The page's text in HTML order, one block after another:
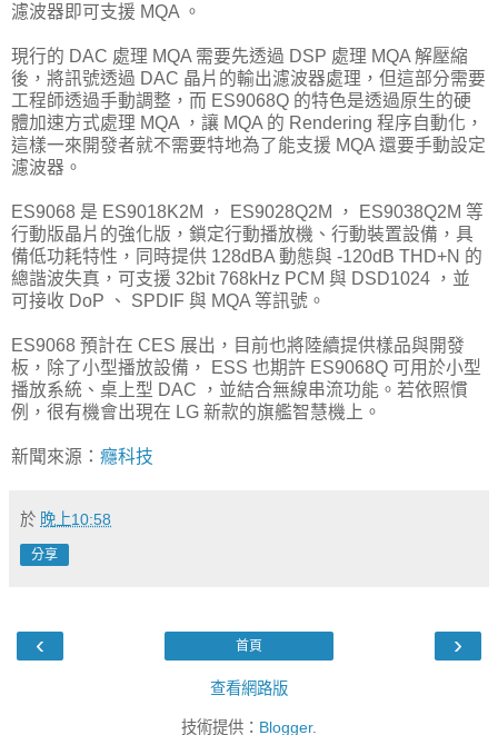
濾波器即可支援 MQA 。
現行的 DAC 處理 MQA 需要先透過 DSP 處理 MQA 解壓縮
後，將訊號透過 DAC 晶片的輸出濾波器處理，但這部分需要
工程師透過手動調整，而 ES9068Q 的特色是透過原生的硬
體加速方式處理 MQA ，讓 MQA 的 Rendering 程序自動化，
這樣一來開發者就不需要特地為了能支援 MQA 還要手動設定
濾波器。
ES9068 是 ES9018K2M ， ES9028Q2M ， ES9038Q2M 等
行動版晶片的強化版，鎖定行動播放機、行動裝置設備，具
備低功耗特性，同時提供 128dBA 動態與 -120dB THD+N 的
總諧波失真，可支援 32bit 768kHz PCM 與 DSD1024 ，並
可接收 DoP 、 SPDIF 與 MQA 等訊號。
ES9068 預計在 CES 展出，目前也將陸續提供樣品與開發
板，除了小型播放設備， ESS 也期許 ES9068Q 可用於小型
播放系統、桌上型 DAC ，並結合無線串流功能。若依照慣
例，很有機會出現在 LG 新款的旗艦智慧機上。
新聞來源： 癮科技
於 晚上10:58
分享
‹ ›
首頁
查看網路版
技術提供： Blogger.